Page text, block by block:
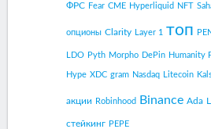
ФРС Fear CME Hyperliquid NFT
опционы Clarity Layer 1 топ
LDO Pyth Morpho DePin Humanity
Hype XDC gram Nasdaq Litecoin
акции Robinhood Binance Ada
стейкинг PEPE